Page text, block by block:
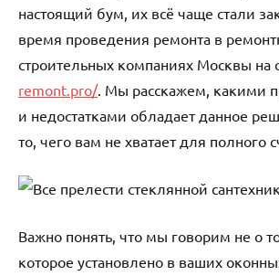
настоящий бум, их всё чаще стали
время проведения ремонта в
строительных компаниях Москвы на
remont.pro/. Мы расскажем, какими
и недостатками обладает данное
то, чего вам не хватает для полного
Важно понять, что мы говорим не о
которое установлено в ваших